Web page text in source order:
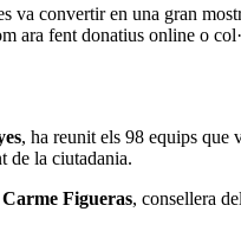
va convertir en una gran
ara fent donatius online o
, ha reunit els 98 equips que
de la ciutadania.
Carme Figueras, consellera